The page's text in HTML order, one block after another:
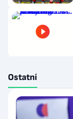
Ostatní